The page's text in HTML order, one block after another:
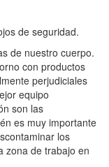
de seguridad.
de nuestro cuerpo.
con productos
perjudiciales
equipo
son las
es muy importante
los
zona de trabajo en